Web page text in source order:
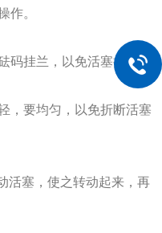
作。
挂兰，以免活塞折断。
要均匀，以免折断活塞
塞，使之转动起来，再